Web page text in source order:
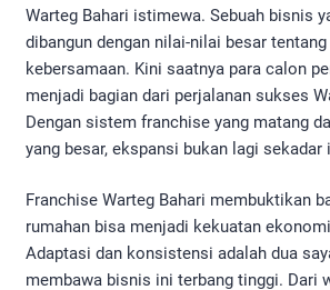
Warteg Bahari istimewa. Sebuah bisnis
dibangun dengan nilai-nilai besar
kebersamaan. Kini saatnya para calon
menjadi bagian dari perjalanan sukses
Dengan sistem franchise yang matang
yang besar, ekspansi bukan lagi sekadar
Franchise Warteg Bahari membuktikan
rumahan bisa menjadi kekuatan
Adaptasi dan konsistensi adalah dua
membawa bisnis ini terbang tinggi. Dari